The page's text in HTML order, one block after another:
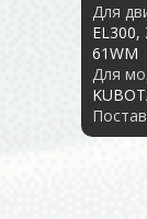
Для
EL300,
61WM
Для